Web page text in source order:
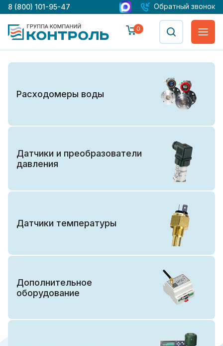
8 (800) 101-95-47 Обратный звонок
0
Расходомеры воды
Датчики и преобразователи
давления
Датчики температуры
Дополнительное
оборудование